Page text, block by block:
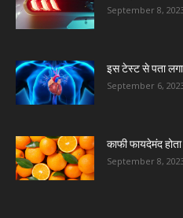
September 8,
इस टेस्ट से पता
September 6,
काफी फायदेमंद होता
September 8,